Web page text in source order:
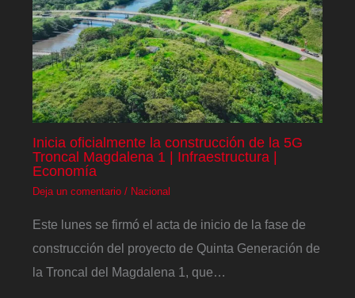
Inicia oficialmente la construcción de la 5G
Troncal Magdalena 1 | Infraestructura |
Economía
Deja un comentario / Nacional
Este lunes se firmó el acta de inicio de la fase de
construcción del proyecto de Quinta Generación de
la Troncal del Magdalena 1, que…